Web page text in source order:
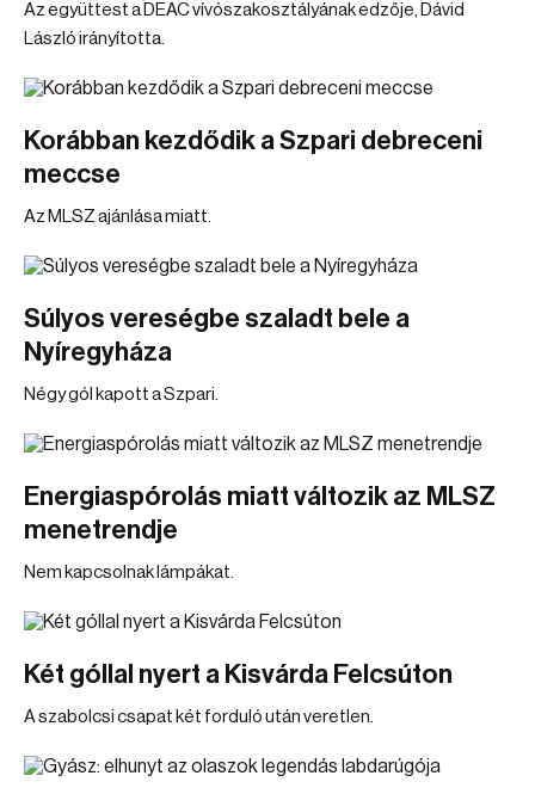
Az együttest a DEAC vívószakosztályának edzője, Dávid
László irányította.
Korábban kezdődik a Szpari debreceni
meccse
Az MLSZ ajánlása miatt.
Súlyos vereségbe szaladt bele a
Nyíregyháza
Négy gól kapott a Szpari.
Energiaspórolás miatt változik az MLSZ
menetrendje
Nem kapcsolnak lámpákat.
Két góllal nyert a Kisvárda Felcsúton
A szabolcsi csapat két forduló után veretlen.